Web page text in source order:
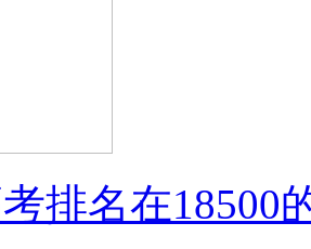
排名在18500